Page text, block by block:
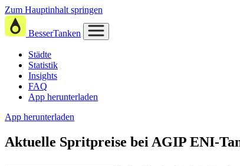
Zum Hauptinhalt springen
BesserTanken
Städte
Statistik
Insights
FAQ
App herunterladen
App herunterladen
Aktuelle Spritpreise bei AGIP ENI-